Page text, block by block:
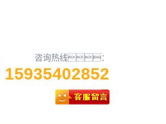
咨询热线：
15935402852